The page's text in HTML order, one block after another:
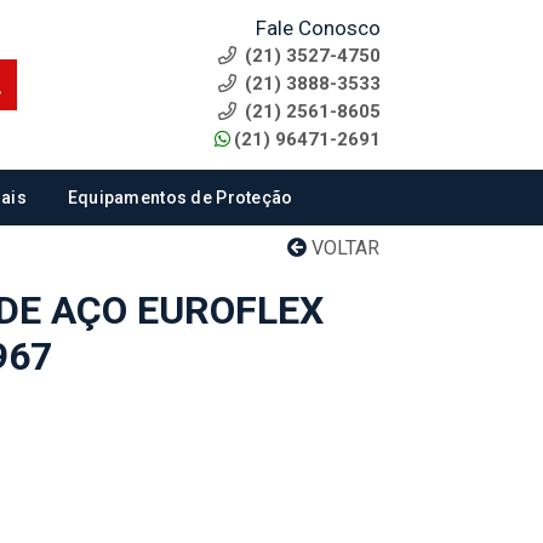
Fale Conosco
(21) 3527-4750
(21) 3888-3533
(21) 2561-8605
(21) 96471-2691
Equipamentos de Proteção
VOLTAR
AÇO EUROFLEX